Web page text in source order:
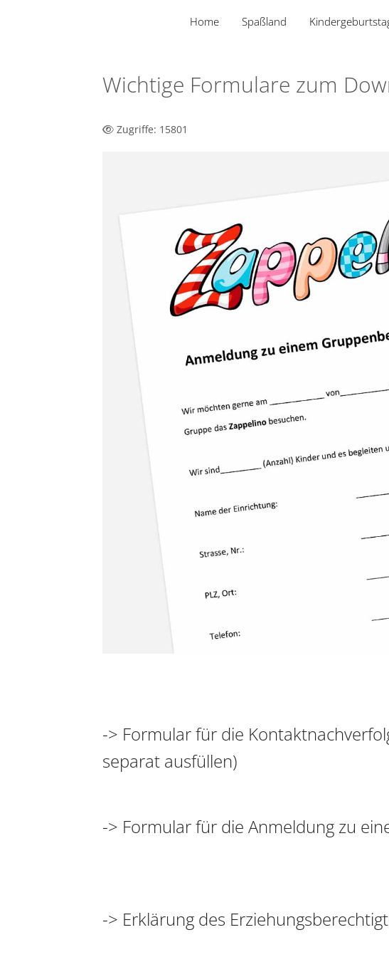
Home Spaßland
Wichtige Formulare zum
Zugriffe: 15801
-> Formular für die
separat ausfüllen)
-> Formular für die Anmeldung zu
-> Erklärung des